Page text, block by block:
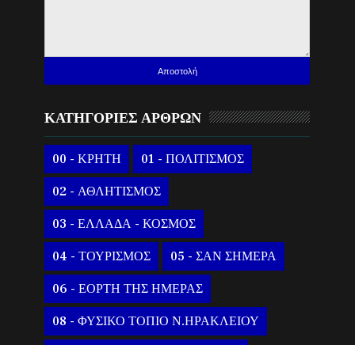
ΚΑΤΗΓΟΡΙΕΣ ΑΡΘΡΩΝ
00 - ΚΡΗΤΗ 01 - ΠΟΛΙΤΙΣΜΟΣ
02 - ΑΘΛΗΤΙΣΜΟΣ
03 - ΕΛΛΑΔΑ - ΚΟΣΜΟΣ
04 - ΤΟΥΡΙΣΜΟΣ 05 - ΣΑΝ ΣΗΜΕΡΑ
06 - ΕΟΡΤΗ ΤΗΣ ΗΜΕΡΑΣ
08 - ΦΥΣΙΚΟ ΤΟΠΙΟ Ν.ΗΡΑΚΛΕΙΟΥ